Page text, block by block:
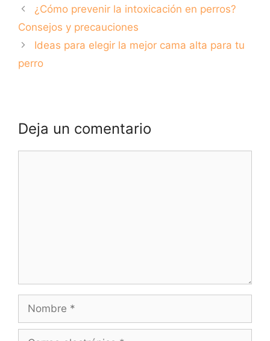
saludables y
efectivas
¿Cómo prevenir la intoxicación en perros?
Consejos y precauciones
Ideas para elegir la mejor cama alta para tu
perro
Deja un comentario